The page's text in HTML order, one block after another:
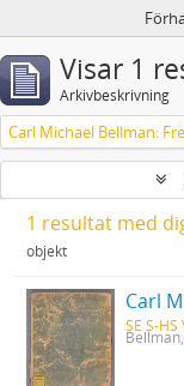
Visar 1
Arkivbeskrivning
1 resultat med
objekt
SE S-HS